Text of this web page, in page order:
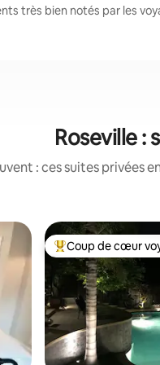
très bien notés par les
Roseville :
: ces suites privées
Coups de cœur
Coup de cœur